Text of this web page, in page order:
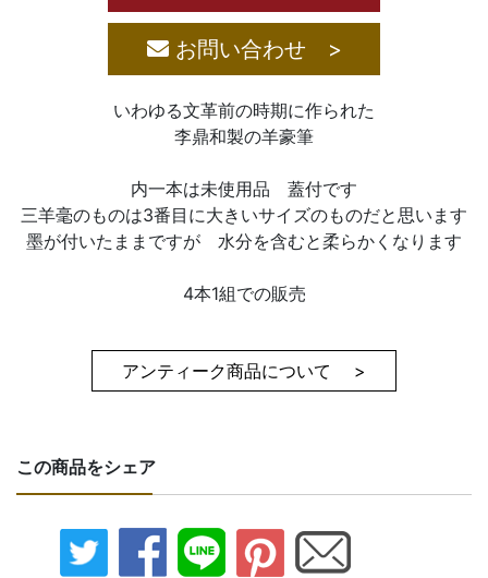
お問い合わせ >
いわゆる文革前の時期に作られた
李鼎和製の羊豪筆
内一本は未使用品 蓋付です
三羊毫のものは3番目に大きいサイズのものだと思います
墨が付いたままですが 水分を含むと柔らかくなります
4本1組での販売
アンティーク商品について >
この商品をシェア